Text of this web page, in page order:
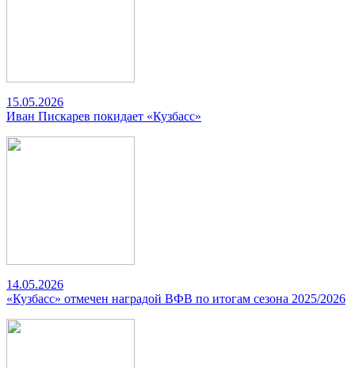
15.05.2026
Иван Пискарев покидает «Кузбасс»
14.05.2026
«Кузбасс» отмечен наградой ВФВ по итогам сезона 2025/2026